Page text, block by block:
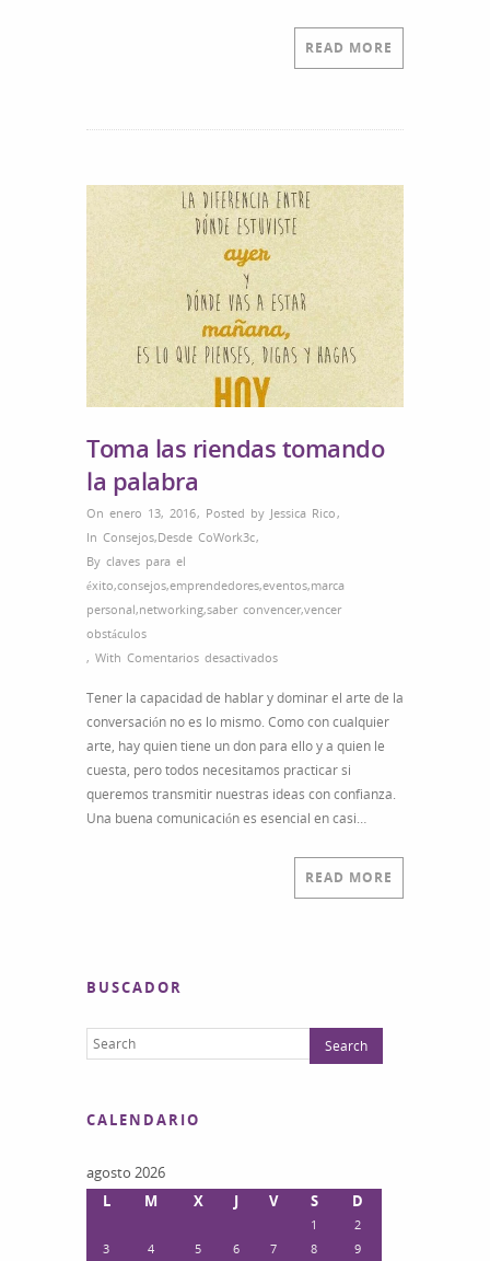
mismoREAD MORE
Toma las riendas tomando
la palabra
On enero 13, 2016, Posted by Jessica Rico,
In Consejos,Desde CoWork3c,
By claves para el
éxito,consejos,emprendedores,eventos,marca
personal,networking,saber convencer,vencer
obstáculos
, With Comentarios desactivadosen
las
riendas
tomando
la
palabra
Tener la capacidad de hablar y dominar el arte de la
conversación no es lo mismo. Como con cualquier
arte, hay quien tiene un don para ello y a quien le
cuesta, pero todos necesitamos practicar si
queremos transmitir nuestras ideas con confianza.
Una buena comunicación es esencial en casi…
READ MORE
BUSCADOR
CALENDARIO
agosto 2026
L
M X J V S D
1
2
3
4 5 6 7 8
9